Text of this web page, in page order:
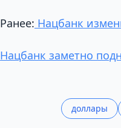
Ранее: Нацбанк
Нацбанк заметно
доллары